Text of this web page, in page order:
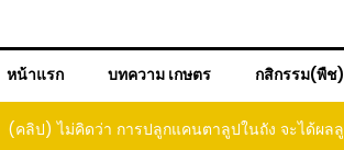
หน้าแรก บทความ เกษตร กสิกรรม(พืช)
(คลิป) ไม่คิดว่า การปลูกแคนตาลูปในถัง จะได้ผลลูก